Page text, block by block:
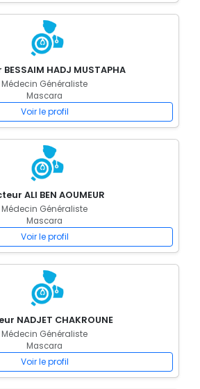
HADJ MUSTAPHA
Médecin Généraliste
Mascara
Voir le profil
ALI BEN AOUMEUR
Médecin Généraliste
Mascara
Voir le profil
NADJET CHAKROUNE
Médecin Généraliste
Mascara
Voir le profil